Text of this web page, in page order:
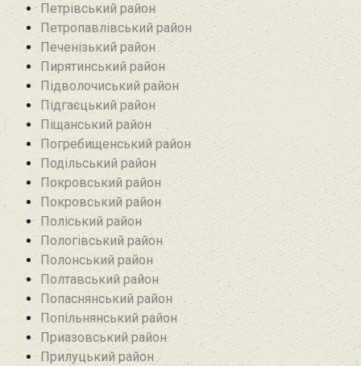
Петрівський район‎
Петропавлівський район
Печенізький район
Пирятинський район
Підволочиський район
Підгаєцький район
Піщанський район
Погребищенський район
Подільський район
Покровський район
Покровський район
Поліський район
Пологівський район
Полонський район
Полтавський район
Попаснянський район
Попільнянський район‎
Приазовський район
Прилуцький район